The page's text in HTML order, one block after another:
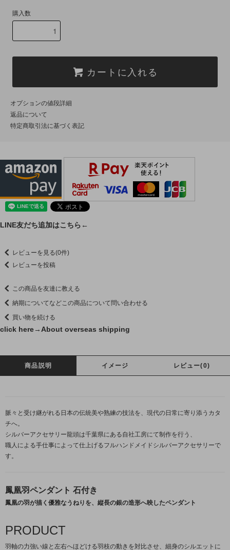
購入数
カートに入れる
オプションの値段詳細
返品について
特定商取引法に基づく表記
LINE友だち追加はこちら←
レビューを見る(0件)
レビューを投稿
この商品を友達に教える
納期についてなどこの商品について問い合わせる
買い物を続ける
click here→ About overseas shipping
商品説明 イメージ レビュー(0)
脈々と受け継がれる日本の伝統美や熟練の技法を、現代の日常に寄り添うカタ
チへ。
シルバーアクセサリー龍頭は千葉県にある自社工房にて制作を行う、
職人による手仕事によって仕上げるフルハンドメイドシルバーアクセサリーで
す。
鳳凰羽ペンダント 石付き
鳳凰の羽が描く優雅なうねりを、縦長の銀の造形へ映したペンダント
PRODUCT
羽軸の力強い線と左右へほどける羽枝の動きを対比させ、細身のシルエットに